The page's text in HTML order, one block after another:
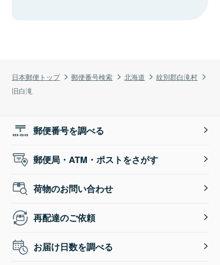
日本郵便トップ 郵便番号検索 北海道
紋別郡白滝村
旧白滝
郵便番号を調べる
郵便局・ATM・ポストをさがす
荷物のお問い合わせ
再配達のご依頼
お届け日数を調べる